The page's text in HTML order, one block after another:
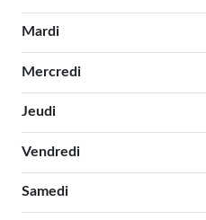
Mardi
Mercredi
Jeudi
Vendredi
Samedi